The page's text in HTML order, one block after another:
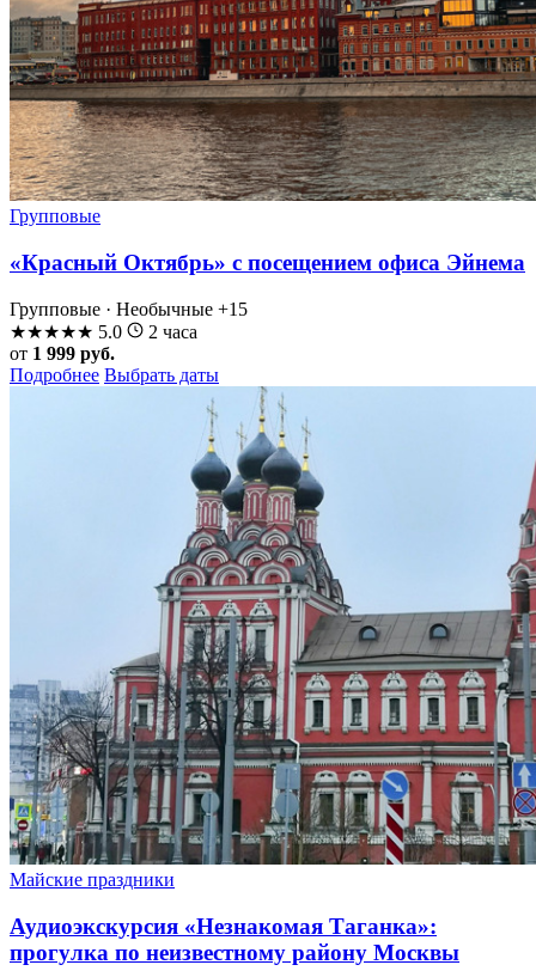
Групповые
«Красный Октябрь» с посещением офиса Эйнема
Групповые · Необычные +15
★★★★★ 5.0
2 часа
от 1 999 руб.
Подробнее Выбрать даты
Майские праздники
Аудиоэкскурсия «Незнакомая Таганка»:
прогулка по неизвестному району Москвы